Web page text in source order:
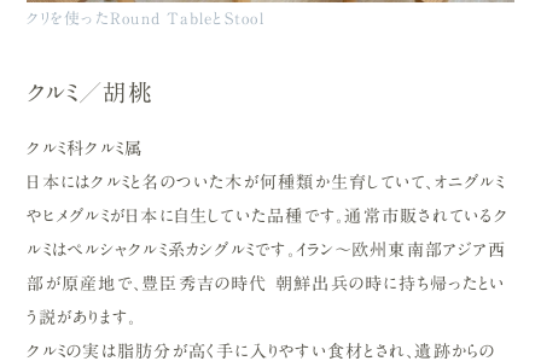
クリを使ったRound TableとStool
クルミ／胡桃
クルミ科クルミ属
日本にはクルミと名のついた木が何種類か生育していて、オニグルミ
やヒメグルミが日本に自生していた品種です。通常市販されているク
ルミはペルシャクルミ系カシグルミです。イラン～欧州東南部アジア西
部が原産地で、豊臣秀吉の時代 朝鮮出兵の時に持ち帰ったとい
う説があります。
クルミの実は脂肪分が高く手に入りやすい食材とされ、遺跡からの